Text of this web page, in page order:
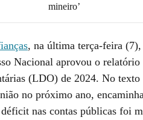
mineiro’
, na última terça-feira
Nacional aprovou o
(LDO) de 2024. No texto
no próximo ano,
nas contas públicas foi